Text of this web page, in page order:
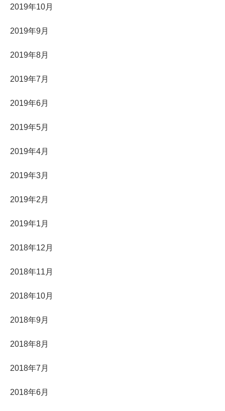
2019年10月
2019年9月
2019年8月
2019年7月
2019年6月
2019年5月
2019年4月
2019年3月
2019年2月
2019年1月
2018年12月
2018年11月
2018年10月
2018年9月
2018年8月
2018年7月
2018年6月